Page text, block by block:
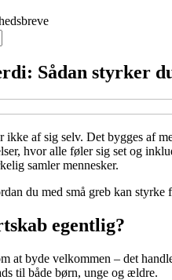
Sådan styrker
af sig selv. Det bygges af
hvor alle føler sig set og
samler mennesker.
du med små greb kan
egentlig?
at byde velkommen – det
til både børn, unge og ældre.